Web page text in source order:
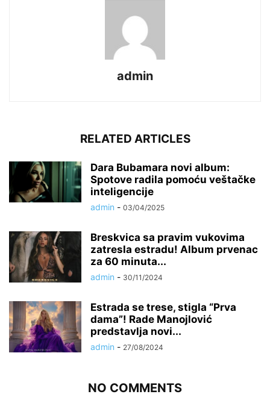
admin
RELATED ARTICLES
Dara Bubamara novi album:
Spotove radila pomoću veštačke
inteligencije
admin - 03/04/2025
Breskvica sa pravim vukovima
zatresla estradu! Album prvenac
za 60 minuta...
admin - 30/11/2024
Estrada se trese, stigla “Prva
dama”! Rade Manojlović
predstavlja novi...
admin - 27/08/2024
NO COMMENTS